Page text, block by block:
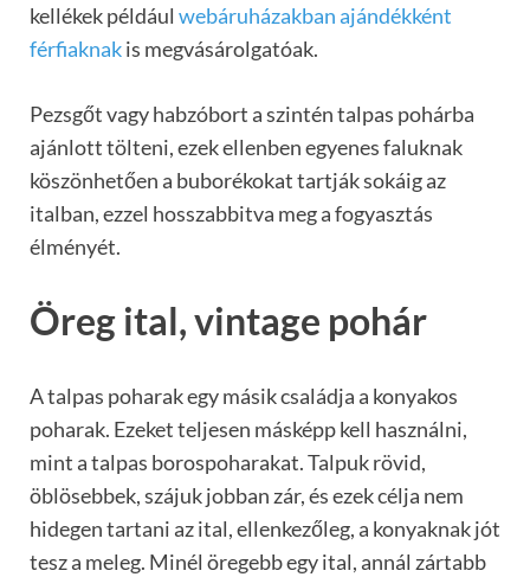
kellékek például webáruházakban ajándékként
férfiaknakis megvásárolgatóak.
Pezsgőt vagy habzóbort a szintén talpas pohárba
ajánlott tölteni, ezek ellenben egyenes faluknak
köszönhetően a buborékokat tartják sokáig az
italban, ezzel hosszabbitva meg a fogyasztás
élményét.
Öreg ital, vintage pohár
A talpas poharak egy másik családja a konyakos
poharak. Ezeket teljesen másképp kell használni,
mint a talpas borospoharakat. Talpuk rövid,
öblösebbek, szájuk jobban zár, és ezek célja nem
hidegen tartani az ital, ellenkezőleg, a konyaknak jót
tesz a meleg. Minél öregebb egy ital, annál zártabb